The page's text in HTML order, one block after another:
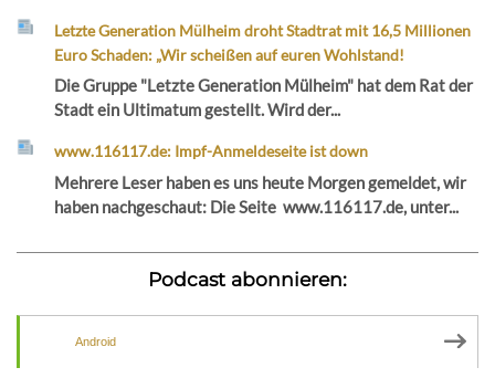
Letzte Generation Mülheim droht Stadtrat mit 16,5 Millionen
Euro Schaden: „Wir scheißen auf euren Wohlstand!
Die Gruppe "Letzte Generation Mülheim" hat dem Rat der
Stadt ein Ultimatum gestellt. Wird der...
www.116117.de: Impf-Anmeldeseite ist down
Mehrere Leser haben es uns heute Morgen gemeldet, wir
haben nachgeschaut: Die Seite www.116117.de, unter...
Podcast abonnieren:
Android